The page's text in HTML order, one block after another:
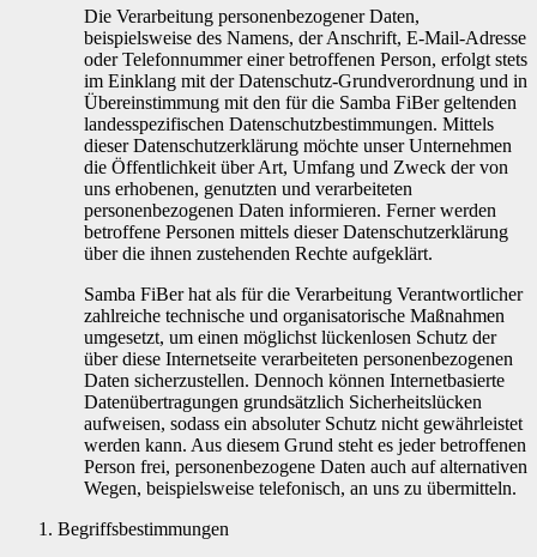
Die Verarbeitung personenbezogener Daten,
beispielsweise des Namens, der Anschrift, E-Mail-Adresse
oder Telefonnummer einer betroffenen Person, erfolgt stets
im Einklang mit der Datenschutz-Grundverordnung und in
Übereinstimmung mit den für die Samba FiBer geltenden
landesspezifischen Datenschutzbestimmungen. Mittels
dieser Datenschutzerklärung möchte unser Unternehmen
die Öffentlichkeit über Art, Umfang und Zweck der von
uns erhobenen, genutzten und verarbeiteten
personenbezogenen Daten informieren. Ferner werden
betroffene Personen mittels dieser Datenschutzerklärung
über die ihnen zustehenden Rechte aufgeklärt.
Samba FiBer hat als für die Verarbeitung Verantwortlicher
zahlreiche technische und organisatorische Maßnahmen
umgesetzt, um einen möglichst lückenlosen Schutz der
über diese Internetseite verarbeiteten personenbezogenen
Daten sicherzustellen. Dennoch können Internetbasierte
Datenübertragungen grundsätzlich Sicherheitslücken
aufweisen, sodass ein absoluter Schutz nicht gewährleistet
werden kann. Aus diesem Grund steht es jeder betroffenen
Person frei, personenbezogene Daten auch auf alternativen
Wegen, beispielsweise telefonisch, an uns zu übermitteln.
Begriffsbestimmungen